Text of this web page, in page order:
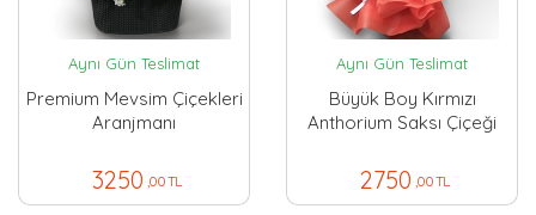
Aynı Gün Teslimat
Premium Mevsim Çiçekleri
Aranjmanı
3250 ,00 TL
Aynı Gün Teslimat
Büyük Boy Kırmızı
Anthorium Saksı Çiçeği
2750 ,00 TL